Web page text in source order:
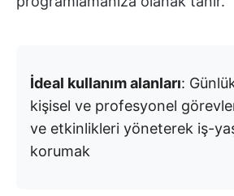
İdeal kullanım alanları:
kişisel ve profesyonel
ve etkinlikleri yöneterek iş-
korumak